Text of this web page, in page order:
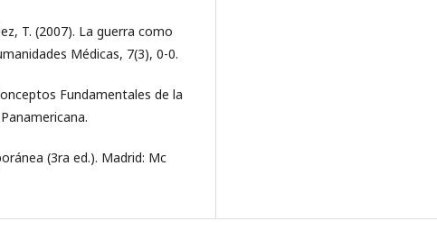
T. (2007). La guerra como
Médicas, 7(3), 0-0.
Fundamentales de la
(3ra ed.). Madrid: Mc